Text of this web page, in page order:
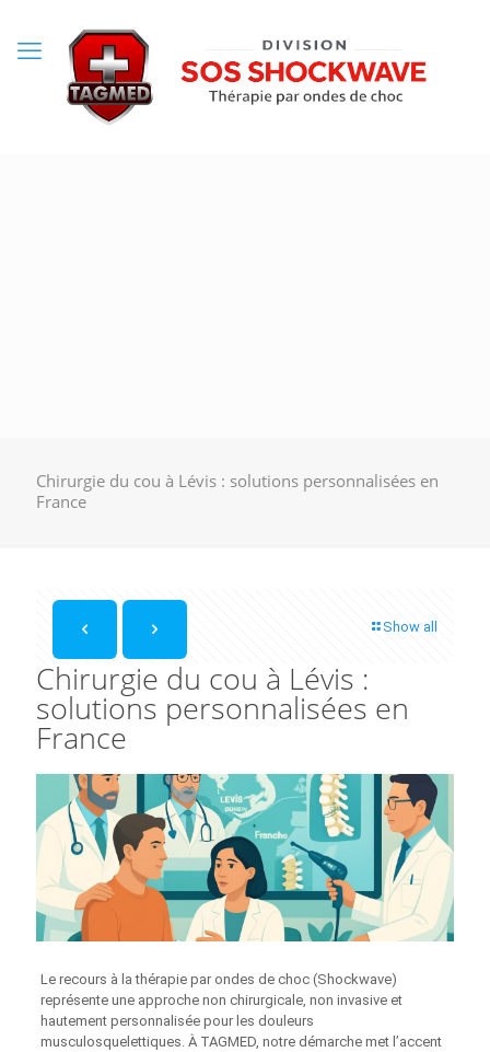
Chirurgie du cou à Lévis : solutions personnalisées en
France
Show all
Chirurgie du cou à Lévis :
solutions personnalisées en
France
Le recours à la thérapie par ondes de choc (Shockwave)
représente une approche non chirurgicale, non invasive et
hautement personnalisée pour les douleurs
musculosquelettiques. À TAGMED, notre démarche met l’accent